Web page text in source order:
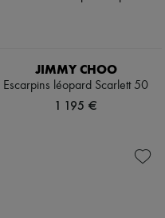
JIMMY CHOO
Escarpins léopard Scarlett 50
1 195 €